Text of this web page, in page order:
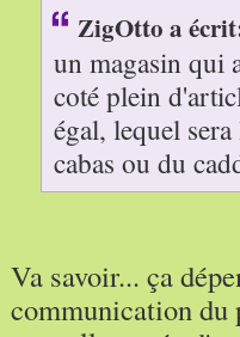
ZigOtto a
un magasin qui
coté plein
égal, lequel
cabas ou du
Va savoir... ça
communication du